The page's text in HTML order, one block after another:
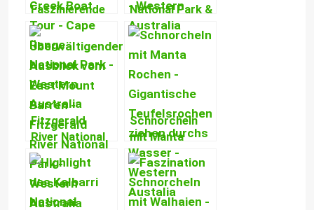
Faszinierende
Bootstour &
Grandioses
Steilklippen
Panorama!
National Park &
Ningaloo Reef
– Schönstes
Korallenriff,
Strände &
zerfurchte
Canyons!
Fitzgerald
River National
Park – Berge,
Botanisches
Wunderland,
Seen & Meer
Schnorcheln
mit Manta
Rochen – Von
der Faszination
Riesenrochen
hautnah zu